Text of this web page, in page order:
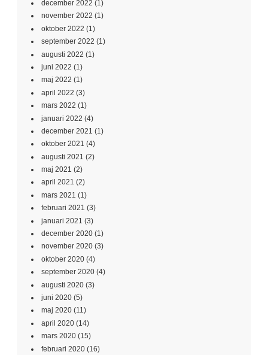
december 2022 (1)
november 2022 (1)
oktober 2022 (1)
september 2022 (1)
augusti 2022 (1)
juni 2022 (1)
maj 2022 (1)
april 2022 (3)
mars 2022 (1)
januari 2022 (4)
december 2021 (1)
oktober 2021 (4)
augusti 2021 (2)
maj 2021 (2)
april 2021 (2)
mars 2021 (1)
februari 2021 (3)
januari 2021 (3)
december 2020 (1)
november 2020 (3)
oktober 2020 (4)
september 2020 (4)
augusti 2020 (3)
juni 2020 (5)
maj 2020 (11)
april 2020 (14)
mars 2020 (15)
februari 2020 (16)